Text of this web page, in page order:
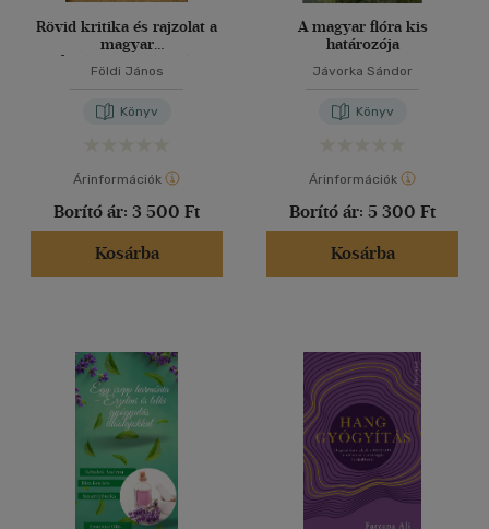
Rövid kritika és rajzolat a
magyar
fűvésztudományról
Földi János
Könyv
Árinformációk
Borító ár: 3 500 Ft
Kosárba
A magyar flóra kis
határozója
Jávorka Sándor
Könyv
Árinformációk
Borító ár: 5 300 Ft
Kosárba